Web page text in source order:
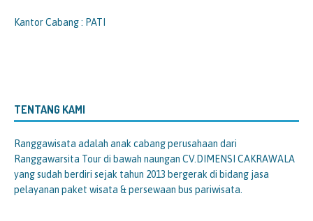
Kantor Cabang : PATI
TENTANG KAMI
Ranggawisata adalah anak cabang perusahaan dari
Ranggawarsita Tour di bawah naungan CV.DIMENSI CAKRAWALA
yang sudah berdiri sejak tahun 2013 bergerak di bidang jasa
pelayanan paket wisata & persewaan bus pariwisata.